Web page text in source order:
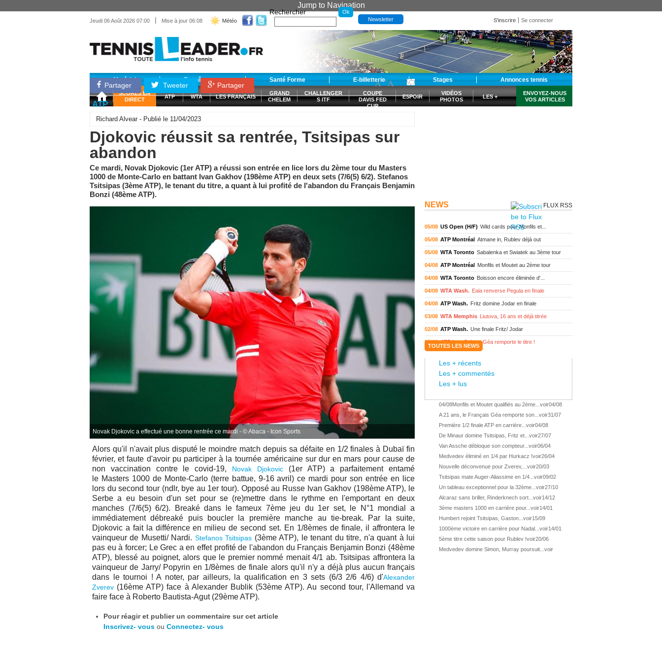
Jump to Navigation
Jeudi 06 Août 2026 07:00 | Mise à jour 06:08 Météo
Rechercher
Newsletter S'inscrire Se connecter
Matériel Entraînement Santé Forme E-billetterie Stages Annonces tennis
SCORES EN
DIRECT
ATP WTA LES FRANÇAIS
GRAND
CHELEM
CHALLENGER
S ITF
COUPE
DAVIS FED
CUP
ESPOIR
VIDÉOS
PHOTOS
LES +
ENVOYEZ-NOUS
VOS ARTICLES
Partager Tweeter Partager
-A +A
ATP
Richard Alvear - Publié le 11/04/2023
Djokovic réussit sa rentrée, Tsitsipas sur
abandon
Ce mardi, Novak Djokovic (1er ATP) a réussi son entrée en lice lors du 2ème tour du Masters
1000 de Monte-Carlo en battant Ivan Gakhov (198ème ATP) en deux sets (7/6(5) 6/2). Stefanos
Tsitsipas (3ème ATP), le tenant du titre, a quant à lui profité de l'abandon du Français Benjamin
Bonzi (48ème ATP).
Novak Djokovic a effectué une bonne rentrée ce mardi - © Abaca - Icon Sports
Alors qu'il n'avait plus disputé le moindre match depuis sa défaite en 1/2 finales à Dubaï fin
février, et faute d'avoir pu participer à la tournée américaine sur dur en mars pour cause de
non vaccination contre le covid-19, Novak Djokovic(1er ATP) a parfaitement entamé
le Masters 1000 de Monte-Carlo (terre battue, 9-16 avril) ce mardi pour son entrée en lice
lors du second tour (ndlr, bye au 1er tour). Opposé au Russe Ivan Gakhov (198ème ATP), le
Serbe a eu besoin d'un set pour se (re)mettre dans le rythme en l'emportant en deux
manches (7/6(5) 6/2). Breaké dans le fameux 7ème jeu du 1er set, le N°1 mondial a
immédiatement débreaké puis boucler la première manche au tie-break. Par la suite,
Djokovic a fait la différence en milieu de second set. En 1/8èmes de finale, il affrontera le
vainqueur de Musetti/ Nardi. Stefanos Tsitsipas (3ème ATP), le tenant du titre, n'a quant à lui
pas eu à forcer; Le Grec a en effet profité de l'abandon du Français Benjamin Bonzi (48ème
ATP), blessé au poignet, alors que le premier nommé menait 4/1 ab. Tsitsipas affrontera la
vainqueur de Jarry/ Popyrin en 1/8èmes de finale alors qu'il n'y a déjà plus aucun français
dans le tournoi ! A noter, par ailleurs, la qualification en 3 sets (6/3 2/6 4/6) d'Alexander
Zverev (16ème ATP) face à Alexander Bublik (53ème ATP). Au second tour, l'Allemand va
faire face à Roberto Bautista-Agut (29ème ATP).
Pour réagir et publier un commentaire sur cet article
Inscrivez- vous ou Connectez- vous
NEWS FLUX RSS
05/08 US Open (H/F) Wild cards pour Monfils et...
05/08 ATP Montréal Atmane in, Rublev déjà out
05/08 WTA Toronto Sabalenka et Swiatek au 3ème tour
04/08 ATP Montréal Monfils et Moutet au 2ème tour
04/08 WTA Toronto Boisson encore éliminée d'...
04/08 WTA Wash. Eala renverse Pegula en finale
04/08 ATP Wash. Fritz domine Jodar en finale
03/08 WTA Memphis Liutova, 16 ans et déjà titrée
02/08 ATP Wash. Une finale Fritz/ Jodar
02/08 ATP Los Cabos Géa remporte le titre !
ATP Wash. De Minaur éliminé en 1/4
ATP Los Cabos
WTA Washington Svitolina et Pegula en 1/4
ATP Wash. Pas de 1/4 pour Humbert et Atmane
ATP Washington De Minaur domine Tsitsipas
WTA Washington Fernandez débute bien
ATP Washington Fritz et Musetti en 1/8èmes
ATP Estoril Van Assche remporte son 1er...
ATP Kitzbühel Halys débloque son compteur !
ATP Estoril Van Assche s'offre Rublev
ATP Estoril Van Assche en 1/4 de finale
TOUTES LES NEWS
Les + récents
Les + commentés
Les + lus
04/08Monfils et Moutet qualifiés au 2ème... voir04/08
A 21 ans, le Français Géa remporte son... voir31/07
Première 1/2 finale ATP en carrière... voir04/08
De Minaur domine Tsitsipas, Fritz et... voir27/07
Van Assche débloque son compteur... voir06/04
Medvedev éliminé en 1/4 par Hurkacz !voir26/04
Nouvelle déconvenue pour Zverev,... voir20/03
Tsitsipas mate Auger-Aliassime en 1/4... voir09/02
Un tableau exceptionnel pour la 32ème... voir27/10
Alcaraz sans briller, Rinderknech sort... voir14/12
3ème masters 1000 en carrière pour... voir14/01
Humbert rejoint Tsitsipas, Gaston... voir15/09
1000ème victoire en carrière pour Nadal... voir14/01
5ème titre cette saison pour Rublev !voir20/06
Medvedev domine Simon, Murray poursuit... voir